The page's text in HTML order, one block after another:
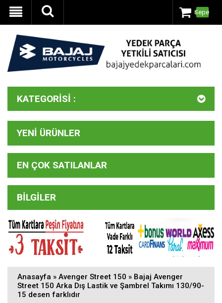
Sepet
KATEGORISI :
YENI ÜRÜNLER
EN ÇOK SATILANLAR
BILGILER
Anasayfa » Avenger Street 150 » Bajaj Avenger
Street 150 Arka Dış Lastik ve Şambrel Takımı 130/90-
15 desen farklıdır